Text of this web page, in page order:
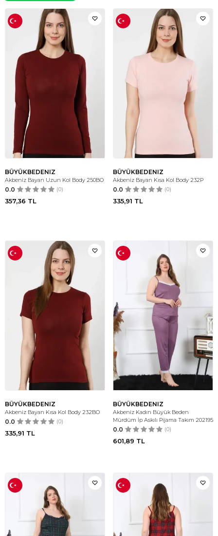
BÜYÜKBEDENIZ
Akbeniz Bayan Uzun Kol Body 250BO
0.0 (0)
357,36 TL
BÜYÜKBEDENIZ
Akbeniz Bayan Kısa Kol Body 232P
0.0 (0)
335,91 TL
BÜYÜKBEDENIZ
Akbeniz Bayan Kısa Kol Body 232BO
0.0 (0)
335,91 TL
BÜYÜKBEDENIZ
Akbeniz Kadın Büyük Beden
Mürdüm İp Askılı Pijama Takım 202195
0.0 (0)
601,89 TL